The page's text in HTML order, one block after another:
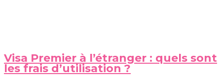
Visa Premier à l’étranger : quels sont
les frais d’utilisation ?